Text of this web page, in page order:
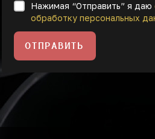
Нажимая “Отправить” я даю
обработку персональных
ОТПРАВИТЬ